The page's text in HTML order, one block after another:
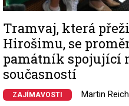
Tramvaj, která
Hirošimu, se
památník spojující
současností
ZAJÍMAVOSTI Martin